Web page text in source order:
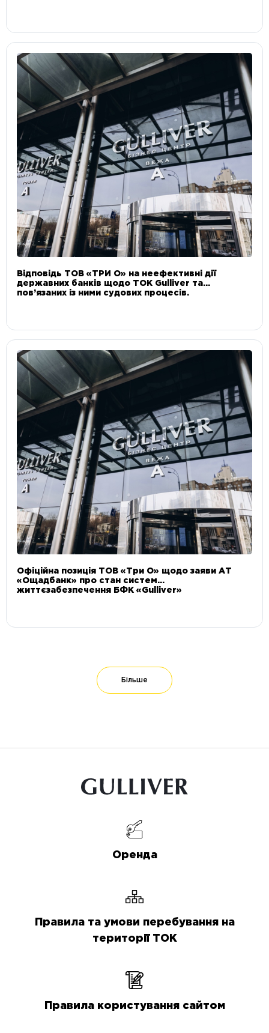
Відповідь ТОВ «ТРИ О» на неефективні дії
державних банків щодо ТОК Gulliver та
пов’язаних із ними судових процесів.
Офіційна позиція ТОВ «Три О» щодо заяви АТ
«Ощадбанк» про стан систем
життєзабезпечення БФК «Gulliver»
Більше
Оренда
Правила та умови перебування на
території ТОК
Правила користування сайтом